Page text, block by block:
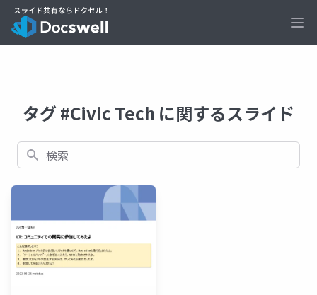
タグ #Civic Tech に関するスライド
検索